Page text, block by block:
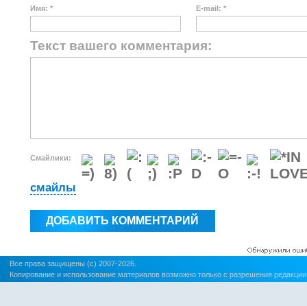
Имя: * E-mail: *
Текст вашего комментария:
Смайлики:
смайлы
Все права защищены (c) 2007-2026.
Копирование и использование материалов возможно только с разрешения